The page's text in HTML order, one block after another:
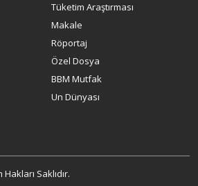
Tüketim Araştırması
Makale
Röportaj
Özel Dosya
BBM Mutfak
Un Dünyası
Saklıdır.